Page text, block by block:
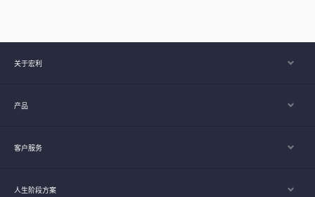
关于宏利
产品
客户服务
人生阶段方案